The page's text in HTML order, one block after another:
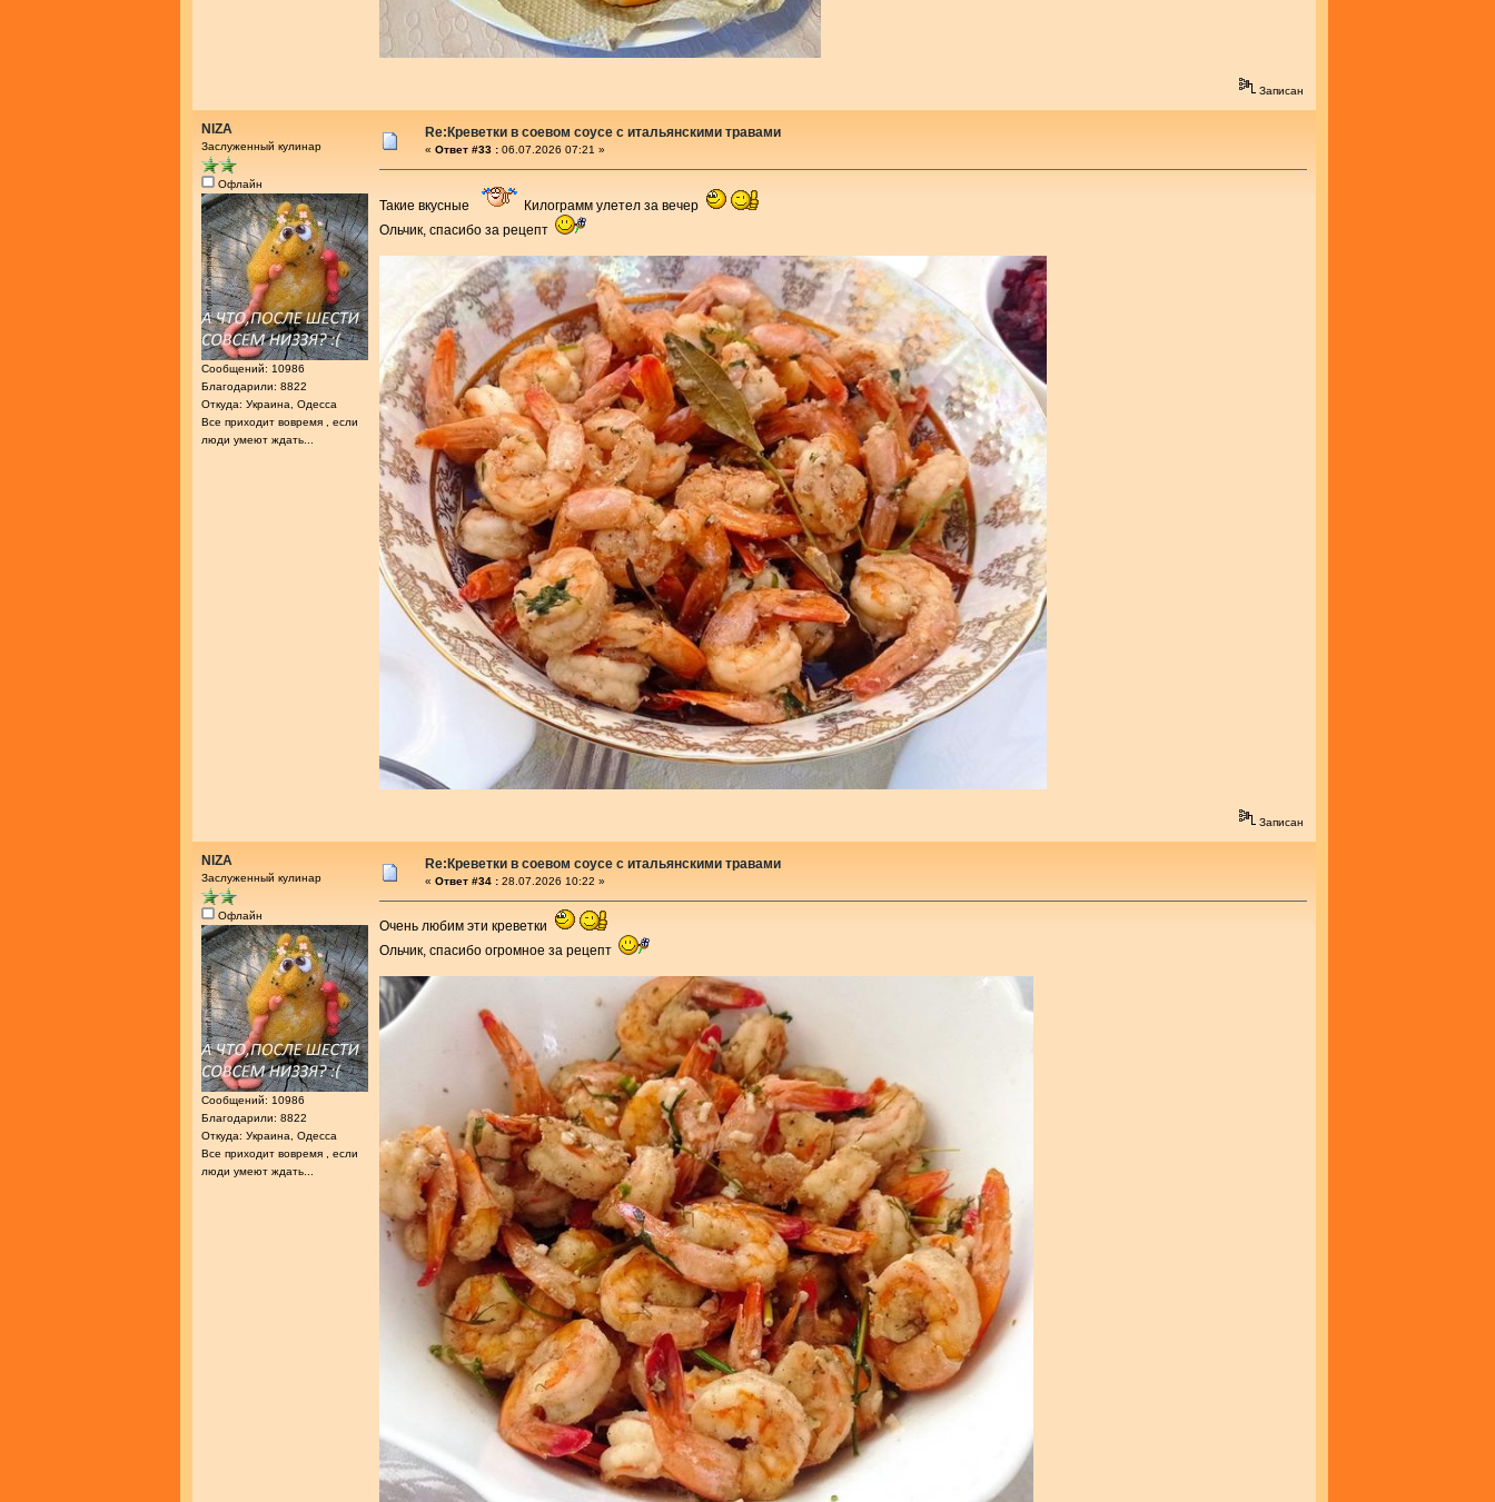
Записан
NIZA
Заслуженный кулинар
Офлайн
Сообщений: 10986
Благодарили: 8822
Откуда: Украина, Одесса
Все приходит вовремя , если
люди умеют ждать...
Re:Креветки в соевом соусе с итальянскими травами
« Ответ #33 : 06.07.2026 07:21 »
Такие вкусные
Килограмм улетел за вечер
Ольчик, спасибо за рецепт
Записан
NIZA
Заслуженный кулинар
Офлайн
Сообщений: 10986
Благодарили: 8822
Откуда: Украина, Одесса
Все приходит вовремя , если
люди умеют ждать...
Re:Креветки в соевом соусе с итальянскими травами
« Ответ #34 : 28.07.2026 10:22 »
Очень любим эти креветки
Ольчик, спасибо огромное за рецепт